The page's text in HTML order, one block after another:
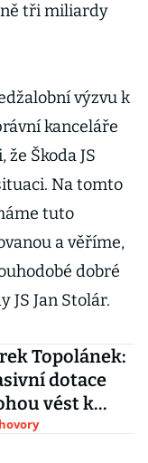
tři miliardy
výzvu k
kanceláře
Škoda JS
Na tomto
tuto
a věříme,
dobré
JS Jan Stolár.
Topolánek:
dotace
vést k